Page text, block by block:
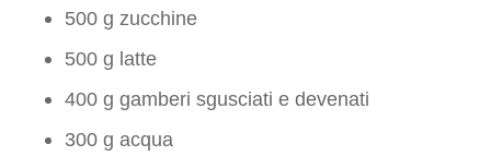
500 g zucchine
500 g latte
400 g gamberi sgusciati e devenati
300 g acqua